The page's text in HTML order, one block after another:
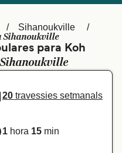
Belgique (FR)
Deutschland
Norge
Maroc (FR)
Sihanoukville
Sihanoukville
para Koh
Sihanoukville
20 travessies setmanals
1 hora 15 min